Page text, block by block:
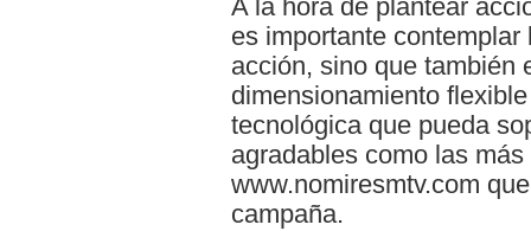
A la hora de plantear
es importante
acción, sino que también
dimensionamiento
tecnológica que pueda
agradables como las
www.nomiresmtv.com
campaña.